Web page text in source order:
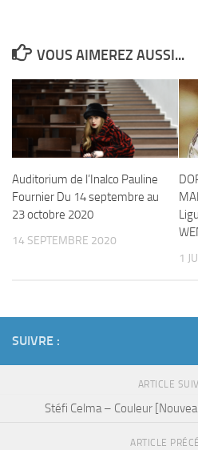
VOUS AIMEREZ AUSSI...
Auditorium de l’Inalco Pauline
Fournier Du 14 septembre au
23 octobre 2020
14 SEPTEMBRE 2020
1
SUIVRE :
ARTICLE
Stéfi Celma – Couleur
ARTICLE